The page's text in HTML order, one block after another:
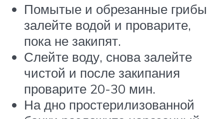
Помытые и обрезанные грибы
залейте водой и проварите,
пока не закипят.
Слейте воду, снова залейте
чистой и после закипания
проварите 20-30 мин.
На дно простерилизованной